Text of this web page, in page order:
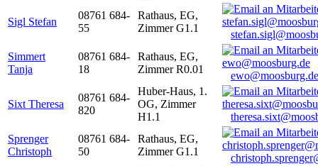
Sigl Stefan
08761 684-
55
Rathaus, EG,
Zimmer G1.1
Simmert
Tanja
08761 684-
18
Rathaus, EG,
Zimmer R0.01
ewo@moosburg.de
Sixt Theresa
08761 684-
820
Huber-Haus, 1.
OG, Zimmer
H1.1
Sprenger
Christoph
08761 684-
50
Rathaus, EG,
Zimmer G1.1